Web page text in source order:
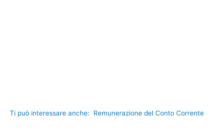
Ti può interessare anche: Remunerazione del Conto Corrente